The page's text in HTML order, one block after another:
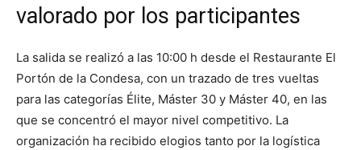
valorado por los participantes
La salida se realizó a las 10:00 h desde el Restaurante El
Portón de la Condesa, con un trazado de tres vueltas
para las categorías Élite, Máster 30 y Máster 40, en las
que se concentró el mayor nivel competitivo. La
organización ha recibido elogios tanto por la logística